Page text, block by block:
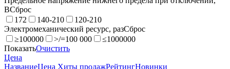
ВСброс
172
140-210
120-210
Электромеханический ресурс, разСброс
≥100000
>/=100 000
≤1000000
ПоказатьОчистить
Цена
НазваниеЦена Хиты продажРейтингНовинки